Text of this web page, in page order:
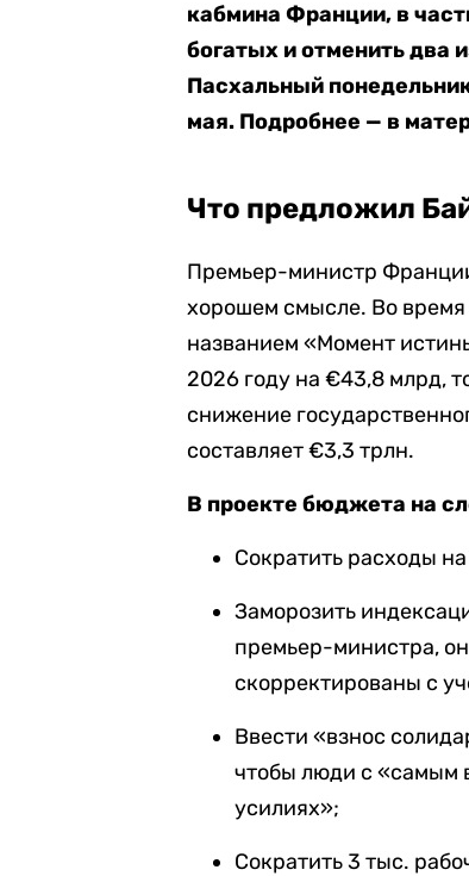
кабмина Франции, в
богатых и отменить два
Пасхальный
мая. Подробнее — в
Что предложил
Премьер-министр
хорошем смысле. Во
названием «Момент
2026 году на €43,8 млрд,
снижение
составляет €3,3 трлн.
В проекте бюджета на
Сократить расходы
Заморозить
премьер-министра,
скорректированы с
Ввести «взнос
чтобы люди с «самым
усилиях»;
Сократить 3 тыс.